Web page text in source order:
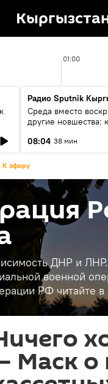
01:00
Радио Sputnik
Среда вместо
другие новшества:
08:04 38 мин
К эфиру
ДНР и
военной
РФ читайте
Маск о